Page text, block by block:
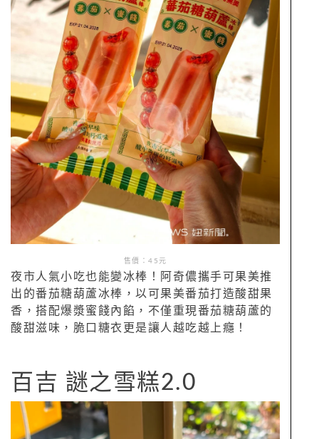
售價：45元
夜市人氣小吃也能變冰棒！阿奇儂攜手可果美推
出的番茄糖葫蘆冰棒，以可果美番茄打造酸甜果
香，搭配爆漿蜜餞內餡，不僅重現番茄糖葫蘆的
酸甜滋味，脆口糖衣更是讓人越吃越上癮！
百吉 謎之雪糕2.0